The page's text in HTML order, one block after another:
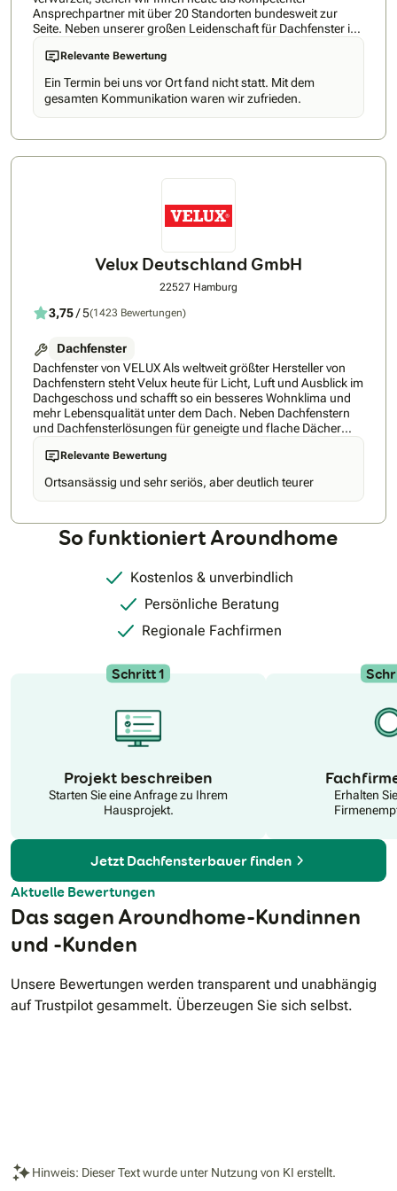
Ansprechpartner mit über 20 Standorten bundesweit zur
Seite. Neben unserer großen Leidenschaft für Dachfenster ist
es unser oberstes Ziel, die Bedürfnisse unserer Kunden
umfassend zu erfüllen – durch individuelle Lösungen und
Produkte höchster Qualität. Unsere Liebe für das
Nischenprodukt Dachfenster entdeckten wir schnell – und
fanden so unsere Bestimmung für den reibungslosen
Dachfenster-Austausch. Dabei verfolgen wir stets eine Vision:
20 Standorten sind wir in ganz Deutschland zuhause. So
stellen eine flächendeckende Qualität sicher. Unsere
Mitarbeiter werden hierzu bundesweit einheitlich geschult.
Relevante Bewertung
Ein Termin bei uns vor Ort fand nicht statt. Mit dem
gesamten Kommunikation waren wir zufrieden.
Velux Deutschland GmbH
22527 Hamburg
3,75/ 5(1423 Bewertungen)
Dachfenster
Dachfenster von VELUX Als weltweit größter Hersteller von
Dachfenstern steht Velux heute für Licht, Luft und Ausblick im
Dachgeschoss und schafft so ein besseres Wohnklima und
mehr Lebensqualität unter dem Dach. Neben Dachfenstern
und Dachfensterlösungen für geneigte und flache Dächer
bietet Velux auch Produkte für den Hitze- und Sonnenschutz
sowie Smart Home Lösungen. Entdecken Sie die
Produktvielfalt von VELUX und lassen Sie sich von uns
beraten. Buchen Sie ihre Beratung direkt hier beim VELUX
Beratungsservice: Bookings – – Outlook
Relevante Bewertung
Ortsansässig und sehr seriös, aber deutlich teurer
So funktioniert Aroundhome
Kostenlos & unverbindlich
Persönliche Beratung
Regionale Fachfirmen
Schritt 1
Projekt beschreiben
Starten Sie eine Anfrage zu Ihrem
Hausprojekt.
Erhalten
Jetzt Dachfensterbauer finden
Aktuelle Bewertungen
Das sagen Aroundhome-Kundinnen
und -Kunden
Unsere Bewertungen werden transparent und unabhängig
auf Trustpilot gesammelt. Überzeugen Sie sich selbst.
Hinweis: Dieser Text wurde unter Nutzung von KI erstellt.